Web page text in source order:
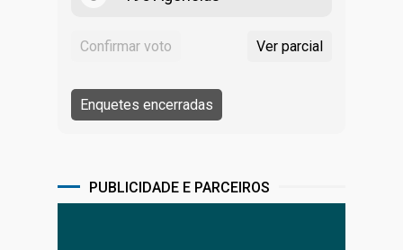
PUBLICIDADE E PARCEIROS